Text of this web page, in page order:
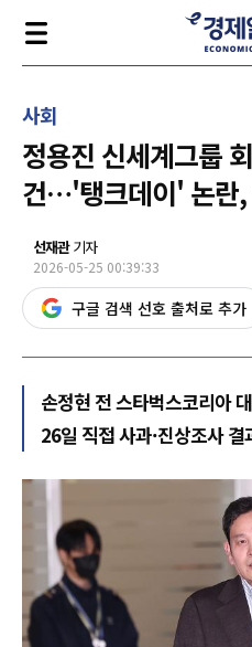
사회
정용진 신세계그룹
건…'탱크데이' 논란,
선재관기자
2026-05-25 00:39:33
구글 검색 선호 출처로 추가
손정현 전 스타벅스코리아
26일 직접 사과·진상조사 결